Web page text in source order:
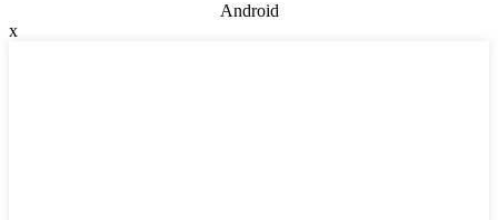
Android
x